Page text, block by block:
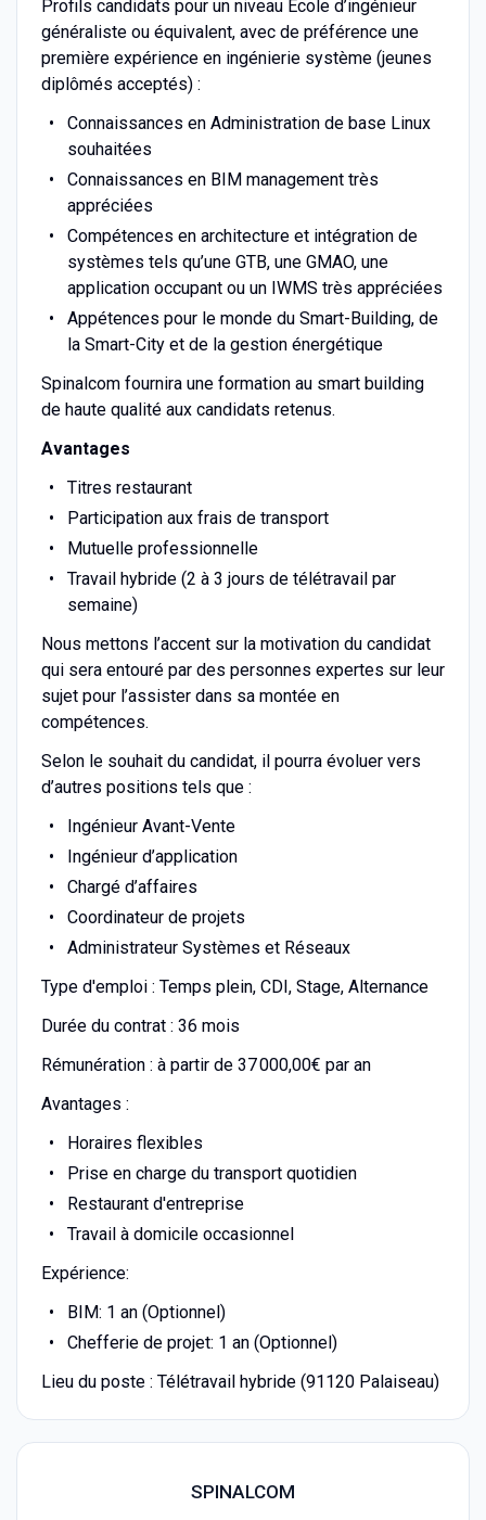
Profils candidats pour un niveau École d’ingénieur
généraliste ou équivalent, avec de préférence une
première expérience en ingénierie système (jeunes
diplômés acceptés) :
Connaissances en Administration de base Linux
souhaitées
Connaissances en BIM management très
appréciées
Compétences en architecture et intégration de
systèmes tels qu’une GTB, une GMAO, une
application occupant ou un IWMS très appréciées
Appétences pour le monde du Smart-Building, de
la Smart-City et de la gestion énergétique
Spinalcom fournira une formation au smart building
de haute qualité aux candidats retenus.
Avantages
Titres restaurant
Participation aux frais de transport
Mutuelle professionnelle
Travail hybride (2 à 3 jours de télétravail par
semaine)
Nous mettons l’accent sur la motivation du candidat
qui sera entouré par des personnes expertes sur leur
sujet pour l’assister dans sa montée en
compétences.
Selon le souhait du candidat, il pourra évoluer vers
d’autres positions tels que :
Ingénieur Avant-Vente
Ingénieur d’application
Chargé d’affaires
Coordinateur de projets
Administrateur Systèmes et Réseaux
Type d'emploi : Temps plein, CDI, Stage, Alternance
Durée du contrat : 36 mois
Rémunération : à partir de 37 000,00€ par an
Avantages :
Horaires flexibles
Prise en charge du transport quotidien
Restaurant d'entreprise
Travail à domicile occasionnel
Expérience:
BIM: 1 an (Optionnel)
Chefferie de projet: 1 an (Optionnel)
Lieu du poste : Télétravail hybride (91120 Palaiseau)
SPINALCOM